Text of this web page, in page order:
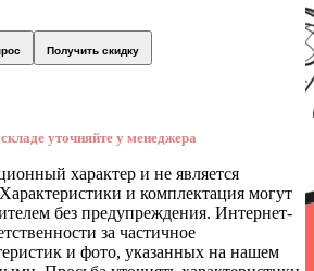
Получить скидку
уточняйте у менеджера
характер и не является
и комплектация могут
без предупреждения. Интернет-
за частичное
и фото, указанных на нашем